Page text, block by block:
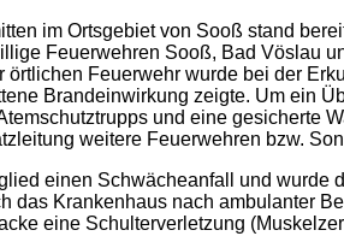
im Ortsgebiet von Sooß stand
Feuerwehren Sooß, Bad Vöslau
Feuerwehr wurde bei der
Brandeinwirkung zeigte. Um ein
und eine gesicherte
weitere Feuerwehren bzw.
einen Schwächeanfall und
das Krankenhaus nach ambulanter
eine Schulterverletzung